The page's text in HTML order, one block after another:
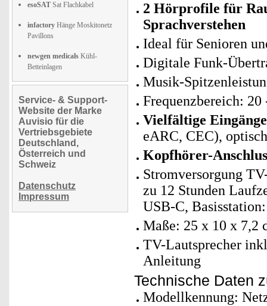
esoSAT Sat Flachkabel
infactory Hänge Moskitonetz
Pavillons
newgen medicals Kühl-
Betteinlagen
Service- & Support-
Website der Marke
Auvisio für die
Vertriebsgebiete
Deutschland,
Österreich und
Schweiz
Datenschutz
Impressum
2 Hörprofile für
Sprachverstehen
Ideal für Senioren
Digitale Funk-
Musik-
Frequenzbereich: 20
Vielfältige
eARC, CEC),
Kopfhörer-
Stromversorgung
zu 12 Stunden
USB-C,
Maße: 25 x 10 x 7,2
TV-Lautsprecher
Anleitung
Technische Daten
Modellkennung: